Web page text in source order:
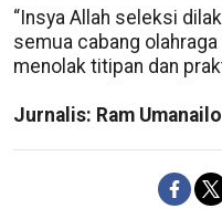
“Insya Allah seleksi
semua cabang
menolak titipan dan
Jurnalis: Ram Umanailo